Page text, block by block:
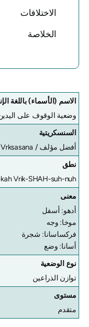
الاختلافات
الخلاصة
الاسم (الأسماء) باللغة
وضعية الوقوف على اليدين
السنسكريتية
أفضل مؤلف /Vrksasana
نطق
Vrik-SHAH-suh-nuh
معنى
أدهو: أسفل
موخا: وجه
فركساسانا: شجرة
أسانا: وضع
نوع الوضعية
توازن الذراعين
مستوى
متقدم